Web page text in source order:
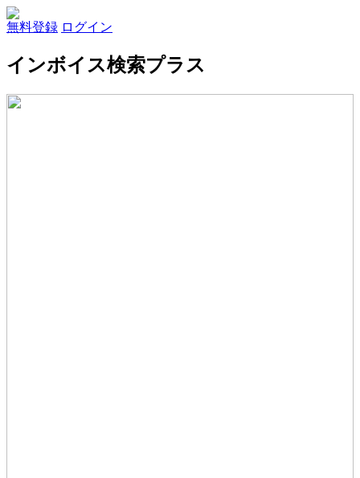
無料登録 ログイン
インボイス検索プラス